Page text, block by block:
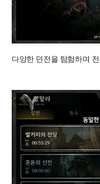
다양한 던전을 탐험하며